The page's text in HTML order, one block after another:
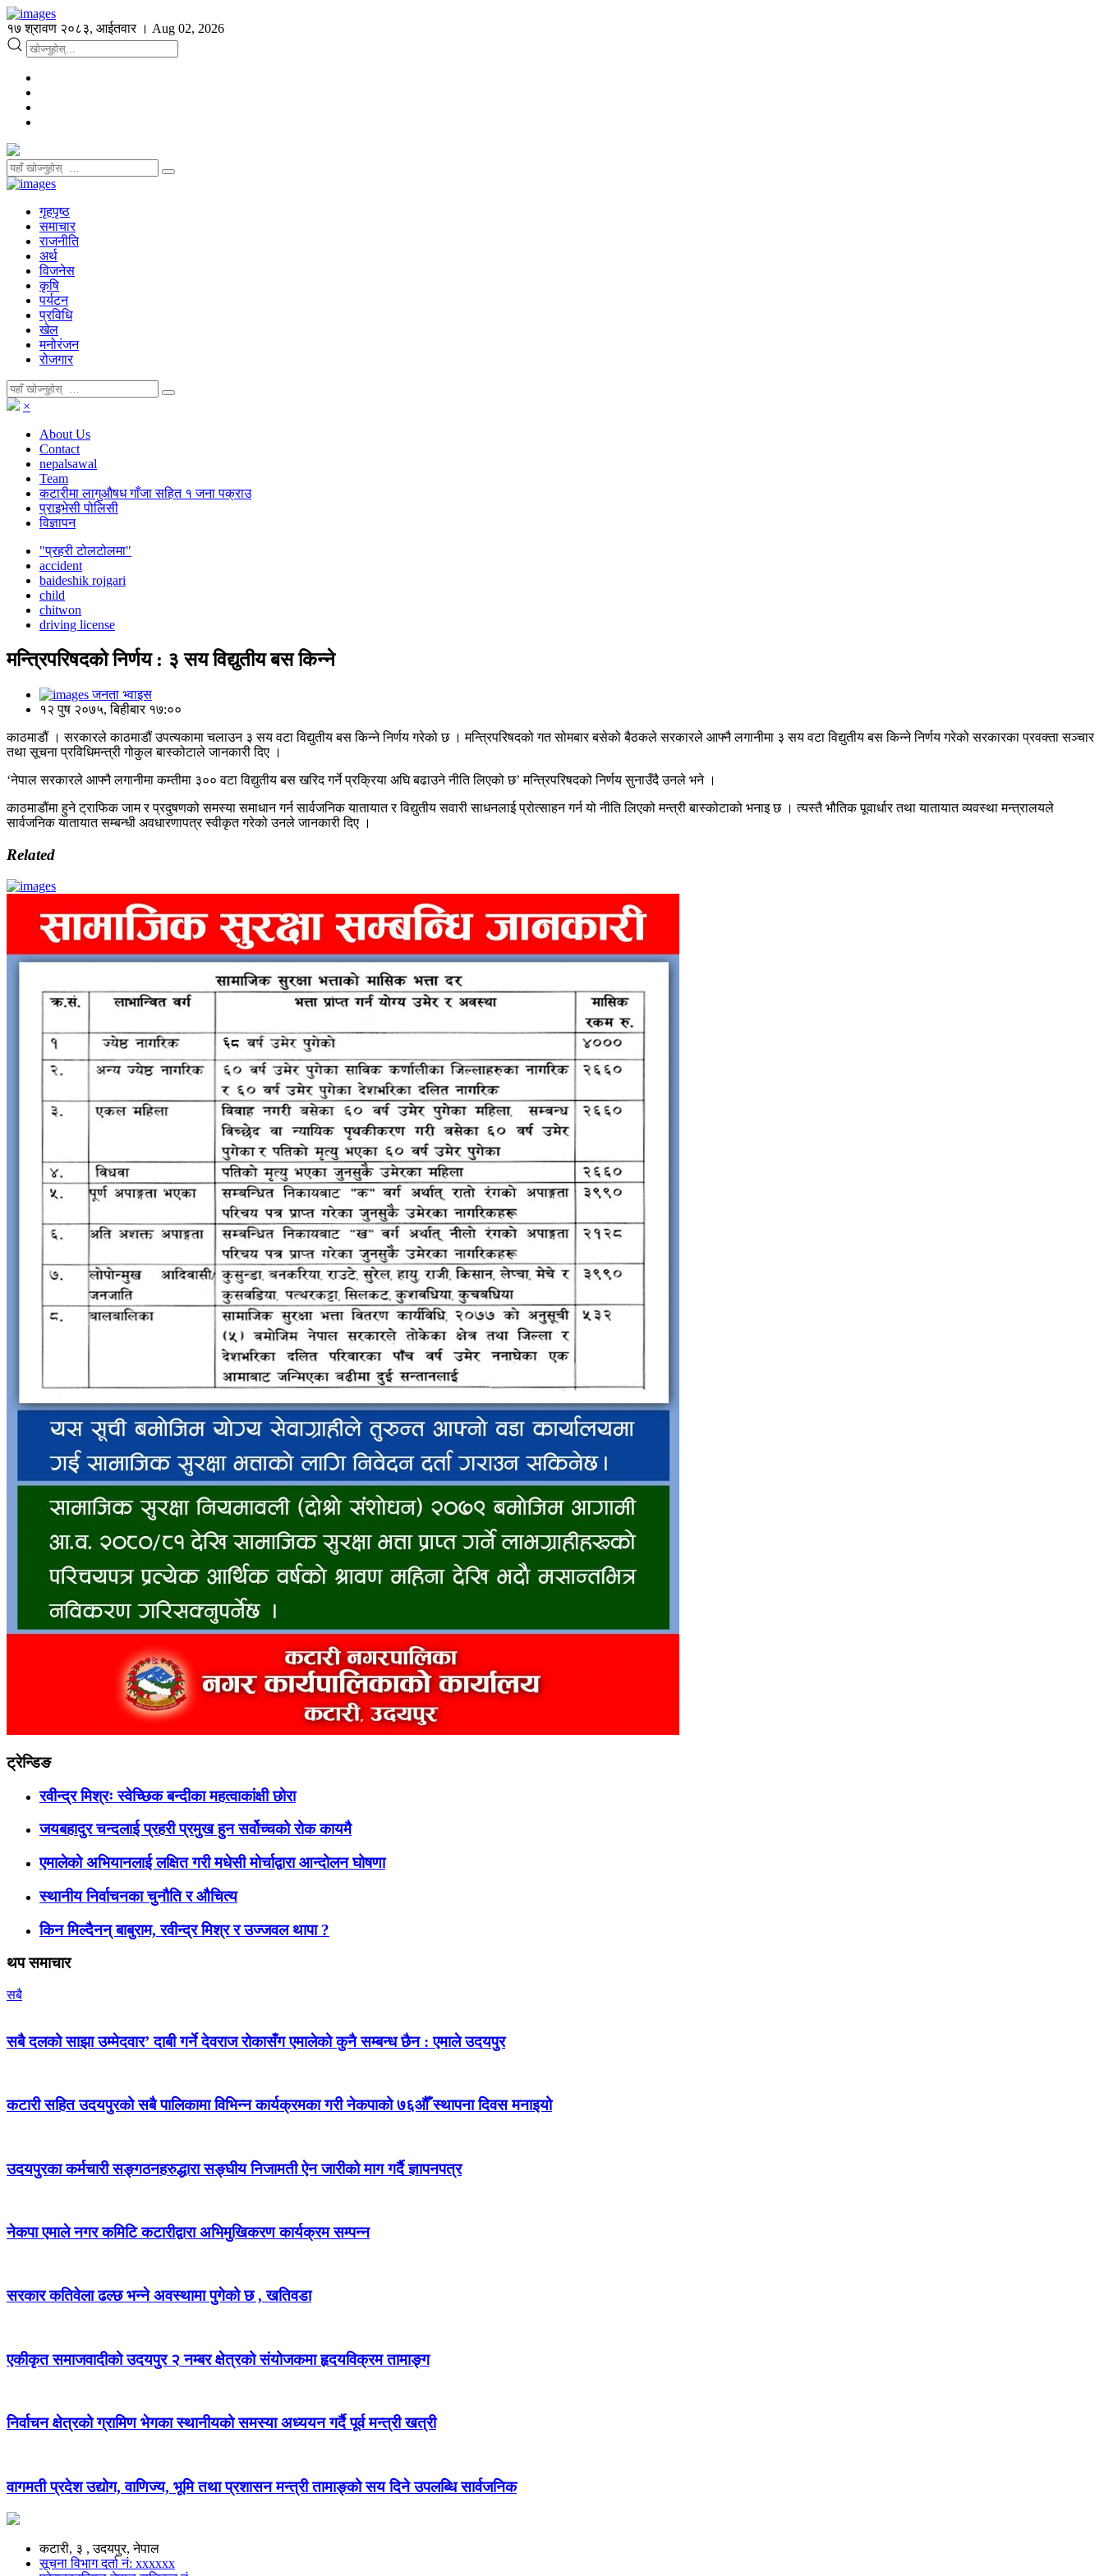
१७ श्रावण २०८३, आईतवार । Aug 02, 2026
गृहपृष्ठ
समाचार
राजनीति
अर्थ
विजनेस
कृषि
पर्यटन
प्रविधि
खेल
मनोरंजन
रोजगार
×
About Us
Contact
nepalsawal
Team
कटारीमा लागुऔषध गाँजा सहित १ जना पक्राउ
प्राइभेसी पोलिसी
विज्ञापन
"प्रहरी टोलटोलमा"
accident
baideshik rojgari
child
chitwon
driving license
मन्त्रिपरिषदको निर्णय : ३ सय विद्युतीय बस किन्ने
जनता भ्वाइस
१२ पुष २०७५, बिहीबार १७:००
काठमाडौं । सरकारले काठमाडौं उपत्यकामा चलाउन ३ सय वटा विद्युतीय बस किन्ने निर्णय गरेको छ । मन्त्रिपरिषदको गत सोमबार बसेको बैठकले सरकारले आफ्नै लगानीमा ३ सय वटा विद्युतीय बस किन्ने निर्णय गरेको सरकारका प्रवक्ता सञ्चार
तथा सूचना प्रविधिमन्त्री गोकुल बास्कोटाले जानकारी दिए ।
‘नेपाल सरकारले आफ्नै लगानीमा कम्तीमा ३०० वटा विद्युतीय बस खरिद गर्ने प्रक्रिया अघि बढाउने नीति लिएको छ’ मन्त्रिपरिषदको निर्णय सुनाउँदै उनले भने ।
काठमाडौंमा हुने ट्राफिक जाम र प्रदुषणको समस्या समाधान गर्न सार्वजनिक यातायात र विद्युतीय सवारी साधनलाई प्रोत्साहन गर्न यो नीति लिएको मन्त्री बास्कोटाको भनाइ छ । त्यस्तै भौतिक पूवार्धार तथा यातायात व्यवस्था मन्त्रालयले
सार्वजनिक यातायात सम्बन्धी अवधारणापत्र स्वीकृत गरेको उनले जानकारी दिए ।
Related
ट्रेन्डिङ
रवीन्द्र मिश्रः स्वेच्छिक बन्दीका महत्वाकांक्षी छोरा
जयबहादुर चन्दलाई प्रहरी प्रमुख हुन सर्वोच्चको रोक कायमै
एमालेको अभियानलाई लक्षित गरी मधेसी मोर्चाद्वारा आन्दोलन घोषणा
स्थानीय निर्वाचनका चुनौति र औचित्य
किन मिल्दैनन् बाबुराम, रवीन्द्र मिश्र र उज्जवल थापा ?
थप समाचार
सबै
सबै दलको साझा उम्मेदवार’ दाबी गर्ने देवराज रोकासँग एमालेको कुनै सम्बन्ध छैन : एमाले उदयपुर
कटारी सहित उदयपुरको सबै पालिकामा विभिन्न कार्यक्रमका गरी नेकपाको ७६औँ स्थापना दिवस मनाइयो
उदयपुरका कर्मचारी सङ्गठनहरुद्धारा सङ्घीय निजामती ऐन जारीको माग गर्दै ज्ञापनपत्र
नेकपा एमाले नगर कमिटि कटारीद्वारा अभिमुखिकरण कार्यक्रम सम्पन्न
सरकार कतिवेला ढल्छ भन्ने अवस्थामा पुगेको छ , खतिवडा
एकीकृत समाजवादीको उदयपुर २ नम्बर क्षेत्रको संयोजकमा हृदयविक्रम तामाङ्ग
निर्वाचन क्षेत्रको ग्रामिण भेगका स्थानीयको समस्या अध्ययन गर्दै पूर्व मन्त्री खत्री
वागमती प्रदेश उद्योग, वाणिज्य, भूमि तथा प्रशासन मन्त्री तामाङ्को सय दिने उपलब्धि सार्वजनिक
कटारी, ३ , उदयपुर, नेपाल
सूचना विभाग दर्ता नं: xxxxxx